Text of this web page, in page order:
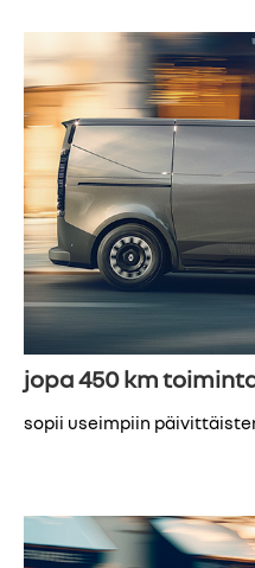
jopa 450 km
sopii useimpiin